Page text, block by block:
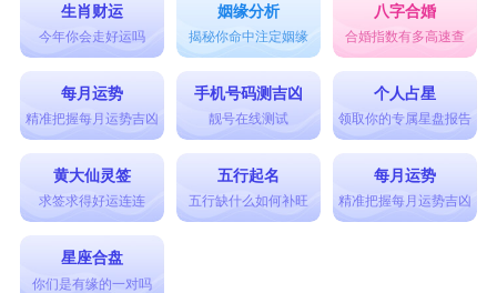
生肖财运
今年你会走好运吗
姻缘分析
揭秘你命中注定姻缘
八字合婚
合婚指数有多高速查
每月运势
精准把握每月运势吉凶
手机号码测吉凶
靓号在线测试
个人占星
领取你的专属星盘报告
黄大仙灵签
求签求得好运连连
五行起名
五行缺什么如何补旺
每月运势
精准把握每月运势吉凶
星座合盘
你们是有缘的一对吗